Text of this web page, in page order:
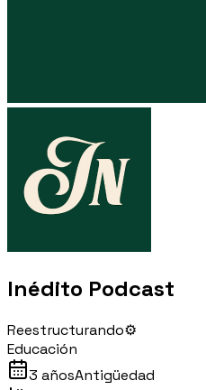
Inédito Podcast
Reestructurando⚙️
Educación
3 añosAntigüedad